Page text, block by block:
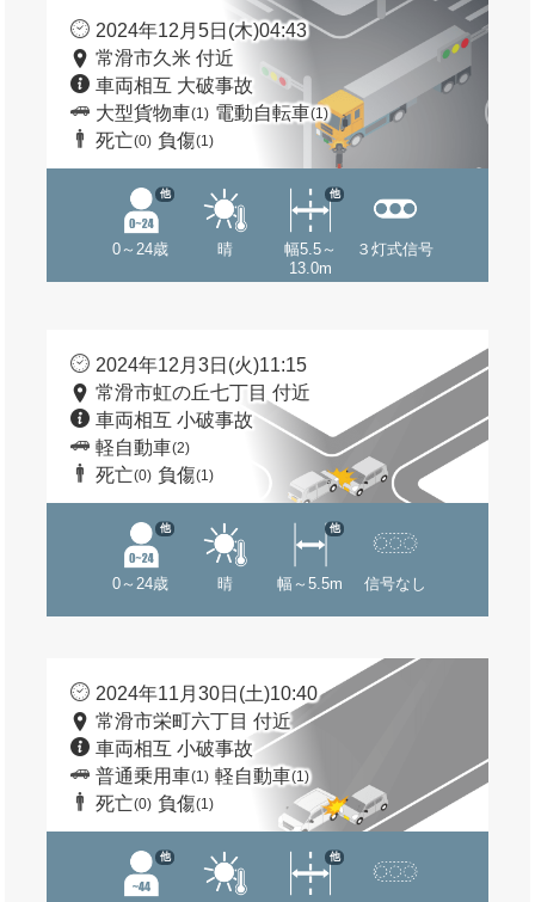
2024年12月5日(木)04:43
常滑市久米 付近
車両相互 大破事故
大型貨物車(1) 電動自転車(1)
死亡(0) 負傷(1)
0～24歳
他
晴
幅5.5～
13.0m
他
３灯式信号
2024年12月3日(火)11:15
常滑市虹の丘七丁目 付近
車両相互 小破事故
軽自動車(2)
死亡(0) 負傷(1)
0～24歳
他
晴 幅～5.5m
他
信号なし
2024年11月30日(土)10:40
常滑市栄町六丁目 付近
車両相互 小破事故
普通乗用車(1) 軽自動車(1)
死亡(0) 負傷(1)
他 他